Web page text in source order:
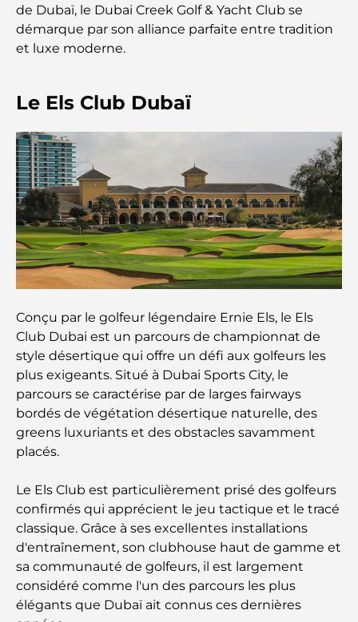
Les bagues de fiançailles les plus chères du
monde
les parents
Découverte des sites emblématiques d'Abu Dhabi
Écoles à Abou Dhabi : Le guide ultime des
meilleures écoles de la capitale
Restaurants à Abou Dhabi : un tour savoureux de
la capitale
Fitness Spots in the City
Centres commerciaux à Abou Dhabi : votre guide
des meilleurs endroits pour faire du shopping en
ville
Les plus belles plages d'Abu Dhabi pour une
journée parfaite
Les îles incontournables d'Abu Dhabi à découvrir
Les meilleurs endroits à visiter gratuitement à
Abou Dhabi
Les meilleures voitures électriques de luxe :
de Dubaï, le Dubai Creek Golf & Yacht Club se
démarque par son alliance parfaite entre tradition
et luxe moderne.
Le Els Club Dubaï
Conçu par le golfeur légendaire Ernie Els, le Els
Club Dubai est un parcours de championnat de
style désertique qui offre un défi aux golfeurs les
plus exigeants. Situé à Dubai Sports City, le
parcours se caractérise par de larges fairways
bordés de végétation désertique naturelle, des
greens luxuriants et des obstacles savamment
placés.
Le Els Club est particulièrement prisé des golfeurs
confirmés qui apprécient le jeu tactique et le tracé
classique. Grâce à ses excellentes installations
d'entraînement, son clubhouse haut de gamme et
sa communauté de golfeurs, il est largement
considéré comme l'un des parcours les plus
élégants que Dubaï ait connus ces dernières